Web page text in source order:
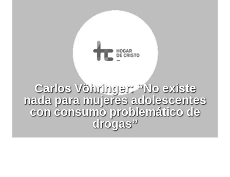
Carlos Vöhringer: “No existe
nada para mujeres adolescentes
con consumo problemático de
drogas”